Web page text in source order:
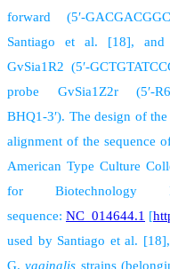
forward (5′-
Santiago et al. [18], and
GvSia1R2 (5′-
probe GvSia1Z2r (5′-
BHQ1-3′). The design of
alignment of the sequence
American Type Culture
for Biotechnology
sequence: NC_014644.1 [
used by Santiago et al.
G.vaginalis strains